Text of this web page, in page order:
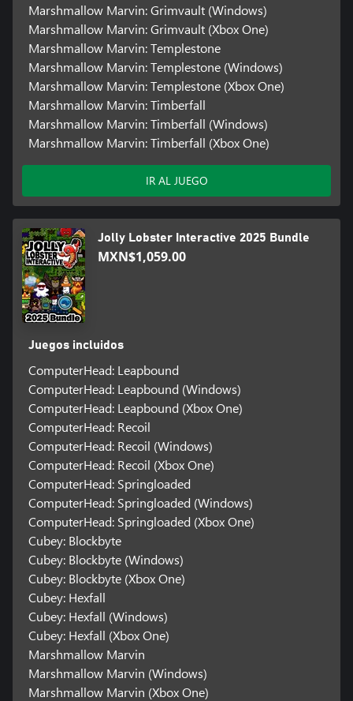
Marshmallow Marvin: Grimvault (Windows)
Marshmallow Marvin: Grimvault (Xbox One)
Marshmallow Marvin: Templestone
Marshmallow Marvin: Templestone (Windows)
Marshmallow Marvin: Templestone (Xbox One)
Marshmallow Marvin: Timberfall
Marshmallow Marvin: Timberfall (Windows)
Marshmallow Marvin: Timberfall (Xbox One)
IR AL JUEGO
Jolly Lobster Interactive 2025 Bundle
MXN$1,059.00
Juegos incluidos
ComputerHead: Leapbound
ComputerHead: Leapbound (Windows)
ComputerHead: Leapbound (Xbox One)
ComputerHead: Recoil
ComputerHead: Recoil (Windows)
ComputerHead: Recoil (Xbox One)
ComputerHead: Springloaded
ComputerHead: Springloaded (Windows)
ComputerHead: Springloaded (Xbox One)
Cubey: Blockbyte
Cubey: Blockbyte (Windows)
Cubey: Blockbyte (Xbox One)
Cubey: Hexfall
Cubey: Hexfall (Windows)
Cubey: Hexfall (Xbox One)
Marshmallow Marvin
Marshmallow Marvin (Windows)
Marshmallow Marvin (Xbox One)